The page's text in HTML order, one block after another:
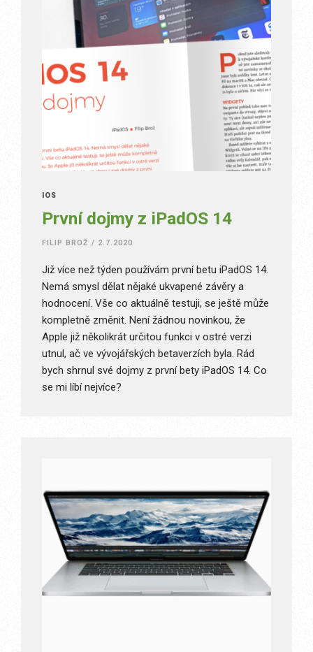
IOS
První dojmy z iPadOS 14
FILIP BROŽ / 2.7.2020
Již více než týden používám první betu iPadOS 14.
Nemá smysl dělat nějaké ukvapené závěry a
hodnocení. Vše co aktuálně testuji, se ještě může
kompletně změnit. Není žádnou novinkou, že
Apple již několikrát určitou funkci v ostré verzi
utnul, ač ve vývojářských betaverzích byla. Rád
bych shrnul své dojmy z první bety iPadOS 14. Co
se mi líbí nejvíce?